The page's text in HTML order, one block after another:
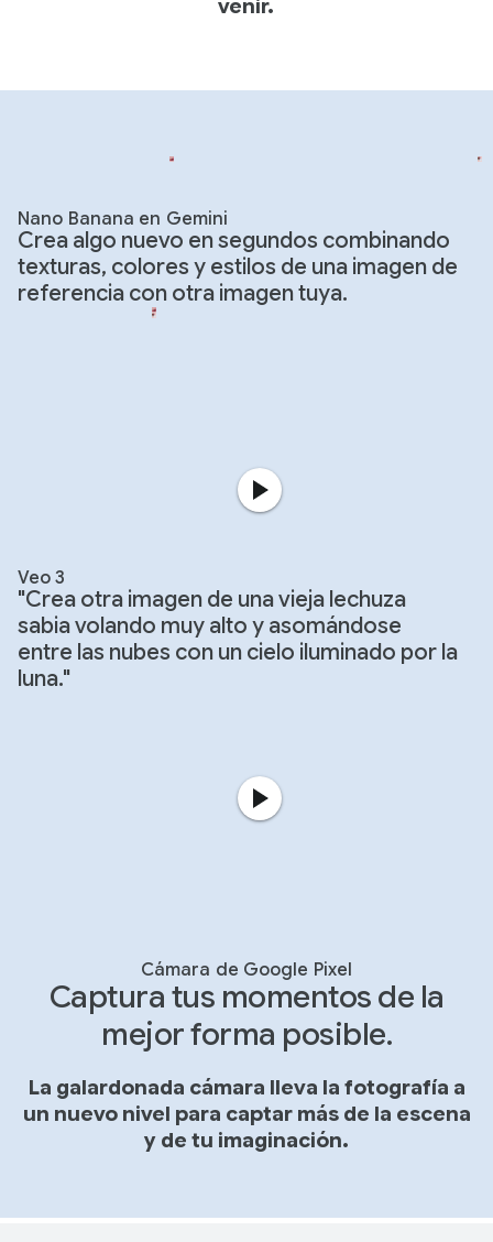
venir.
Nano Banana en Gemini
Crea algo nuevo en segundos combinando
texturas, colores y estilos de una imagen de
referencia con otra imagen tuya.
Veo 3
"Crea otra imagen de una vieja lechuza
sabia volando muy alto y asomándose
entre las nubes con un cielo iluminado por la
luna."
Cámara de Google Pixel
Captura tus momentos de la
mejor forma posible.
La galardonada cámara lleva la fotografía a
un nuevo nivel para captar más de la escena
y de tu imaginación.